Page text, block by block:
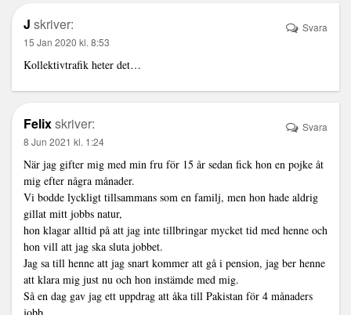
J skriver:
15 Jan 2020 kl. 8:53
Kollektivtrafik heter det…
Svara
Felixskriver:
8 Jun 2021 kl. 1:24
När jag gifter mig med min fru för 15 år sedan fick hon en pojke åt
mig efter några månader.
Vi bodde lyckligt tillsammans som en familj, men hon hade aldrig
gillat mitt jobbs natur,
hon klagar alltid på att jag inte tillbringar mycket tid med henne och
hon vill att jag ska sluta jobbet.
Jag sa till henne att jag snart kommer att gå i pension, jag ber henne
att klara mig just nu och hon instämde med mig.
Så en dag gav jag ett uppdrag att åka till Pakistan för 4 månaders
Svara